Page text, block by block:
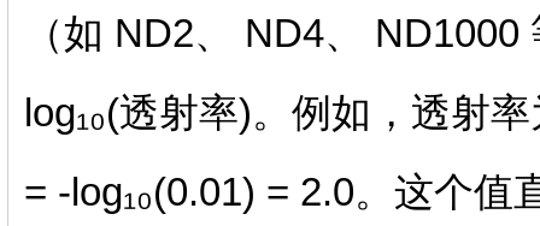
（如 ND2、 ND4、
log₁₀(透射率)。例如，透射
= -log₁₀(0.01) = 2.0。这个